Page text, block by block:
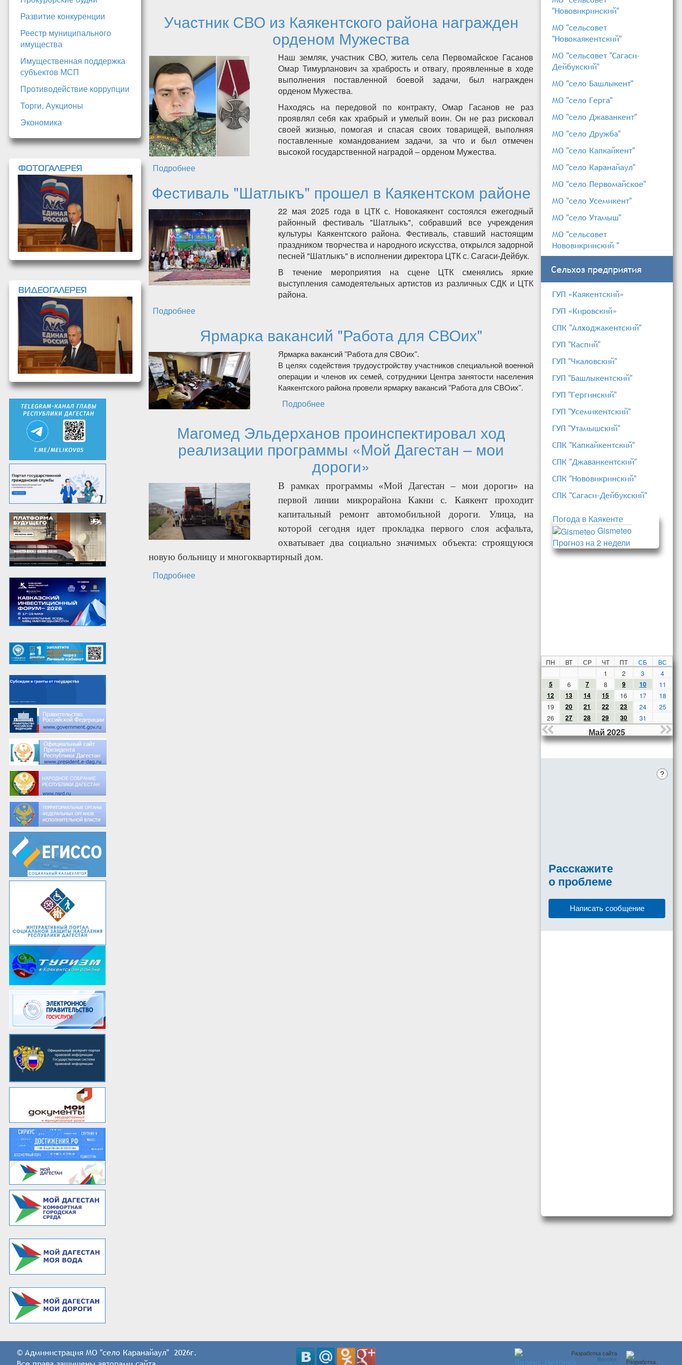
Развитие конкуренции
Реестр муниципального
имущества
Имущественная поддержка
субъектов МСП
Противодействие коррупции
Торги, Аукционы
Экономика
ФОТОГАЛЕРЕЯ
ВИДЕОГАЛЕРЕЯ
Участник СВО из Каякентского района награжден
орденом Мужества
Наш земляк, участник СВО, житель села Первомайское Гасанов
Омар Тимурланович за храбрость и отвагу, проявленные в ходе
выполнения поставленной боевой задачи, был награжден
орденом Мужества.
Находясь на передовой по контракту, Омар Гасанов не раз
проявлял себя как храбрый и умелый воин. Он не раз рисковал
своей жизнью, помогая и спасая своих товарищей, выполняя
поставленные командованием задачи, за что и был отмечен
высокой государственной наградой – орденом Мужества.
Подробнее
Фестиваль "Шатлыкъ" прошел в Каякентском районе
22 мая 2025 года в ЦТК с. Новокаякент состоялся ежегодный
районный фестиваль "Шатлыкъ", собравший все учреждения
культуры Каякентского района. Фестиваль, ставший настоящим
праздником творчества и народного искусства, открылся задорной
песней "Шатлыкъ" в исполнении директора ЦТК с. Сагаси-Дейбук.
В течение мероприятия на сцене ЦТК сменялись яркие
выступления самодеятельных артистов из различных СДК и ЦТК
района.
Подробнее
Ярмарка вакансий "Работа для СВОих"
Ярмарка вакансий "Работа для СВОих".
В целях содействия трудоустройству участников специальной военной
операции и членов их семей, сотрудники Центра занятости населения
Каякентского района провели ярмарку вакансий "Работа для СВОих".
Подробнее
Магомед Эльдерханов проинспектировал ход
реализации программы «Мой Дагестан – мои
дороги»
В рамках программы «Мой Дагестан – мои дороги» на
первой линии микрорайона Какни с. Каякент проходит
капитальный ремонт автомобильной дороги. Улица, на
которой сегодня идет прокладка первого слоя асфальта,
охватывает два социально значимых объекта: строящуюся
новую больницу и многоквартирный дом.
Подробнее
"Нововикринский"
МО "сельсовет
"Новокаякентский"
МО "сельсовет "Сагаси-
Дейбукский"
МО "село Башлыкент"
МО "село Герга"
МО "село Джаванкент"
МО "село Дружба"
МО "село Капкайкент"
МО "село Каранайаул"
МО "село Первомайское"
МО "село Усемикент"
МО "село Утамыш"
МО "сельсовет
Нововикринский "
Сельхоз предприятия
ГУП «Каякентский»
ГУП «Кировский»
СПК "Алходжакентский"
ГУП "Каспий"
ГУП "Чкаловский"
ГУП "Башлыкентский"
ГУП "Гергинский"
ГУП "Усемикентский"
ГУП "Утамышский"
СПК "Капкайкентский"
СПК "Джаванкентский"
СПК "Нововикринский"
СПК "Сагаси-Дейбукский"
Погода в Каякенте
Gismeteo
Прогноз на 2 недели
ПН ВТ СР ЧТ ПТ СБ
ВС
1
2 3 4
5 6 7 8 9 10 11
12 13 14 15 16 17
18
19
20 21 22 23 24
25
26
27 28 29 30 31
Май 2025
?
Расскажите
о проблеме
Написать сообщение
© Администрация МО "село Каранайаул" 2026г.
Разработка сайта
Bevolex